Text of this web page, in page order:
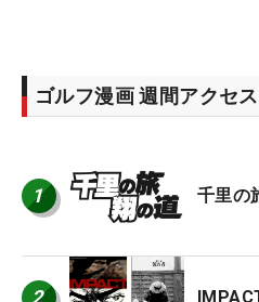
ゴルフ漫画 週間アクセ
1 千里の